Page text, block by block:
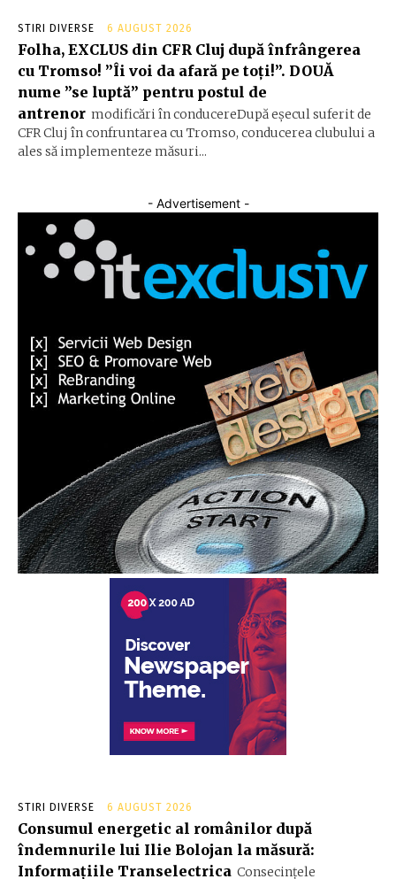
STIRI DIVERSE 6 AUGUST 2026
Folha, EXCLUS din CFR Cluj după înfrângerea
cu Tromso! ”Îi voi da afară pe toți!”. DOUĂ
nume ”se luptă” pentru postul de
antrenor modificări în conducereDupă eșecul suferit de
CFR Cluj în confruntarea cu Tromso, conducerea clubului a
ales să implementeze măsuri...
- Advertisement -
STIRI DIVERSE 6 AUGUST 2026
Consumul energetic al românilor după
îndemnurile lui Ilie Bolojan la măsură:
Informațiile Transelectrica Consecințele